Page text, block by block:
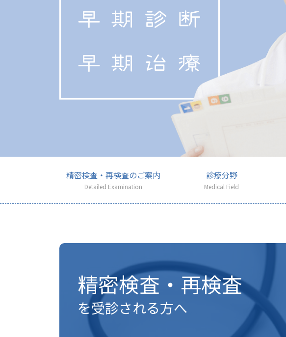
精密検査・再検査のご案内
Detailed Examination
診療分野
Medical Field
精密検査・再検査
を受診される方へ